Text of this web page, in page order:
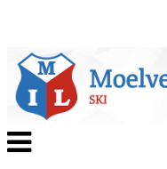
Veksle
navigasjon